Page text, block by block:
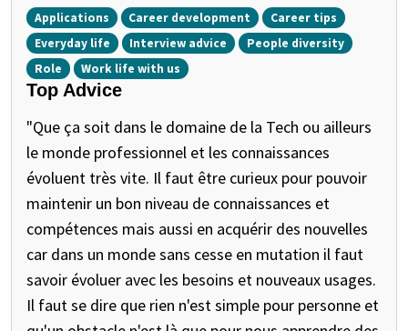
Applications Career development
Career tips
Everyday life
Interview advice
People diversity
Role
Work life with us
Top Advice
"Que ça soit dans le domaine de la Tech ou ailleurs
le monde professionnel et les connaissances
évoluent très vite. Il faut être curieux pour pouvoir
maintenir un bon niveau de connaissances et
compétences mais aussi en acquérir des nouvelles
car dans un monde sans cesse en mutation il faut
savoir évoluer avec les besoins et nouveaux usages.
Il faut se dire que rien n'est simple pour personne et